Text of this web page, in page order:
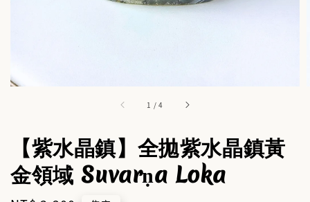
1 /4
【紫水晶鎮】全拋紫水晶鎮黃
金領域 Suvarṇa Loka